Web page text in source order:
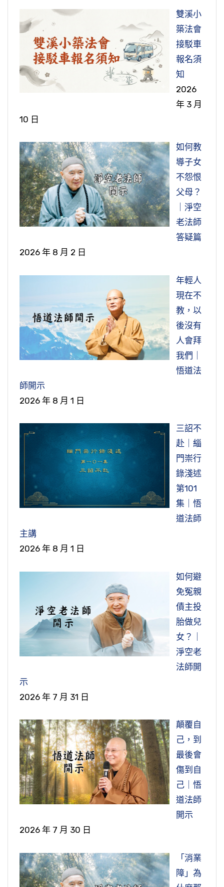
街都是，好熱鬧。
他是我的好朋友，絕對不是說妄語，這個人很誠
實，持戒很嚴，決定不是妄語。最初看到的時候
害怕，到以後看久了，反正天天都看到，也就不
害怕了；跟鬼也能交往，也能夠談話，他來告訴
我這些事情。我說：你神通沒有學成，鬼通學成
不是在修戒定慧，目標是講求神通，這個念頭錯
了，這因地錯了。雖然修持得不錯，但是我看他
的樣子虛胖，身體並不結實，而且臉上一層灰
暗，大概是跟鬼接觸多了。我到台中把他的情況
向李老師報告，李老師搖搖頭，告訴我：「各有
因緣」，那就沒有法子了，各有因緣。
節錄自：02-034-0130 大乘無量壽經（第一三
快樂的日子，要是欲望膨脹，你這一生怎麼能過
到好日子，天天在希求，天天在不足，苦不堪
言。所以今天富而不樂，貴而不安，這個在歷史
上找不到的，富貴一定安樂，現在富貴沒有安
樂。
節錄自：二零一四淨土大經科註（第二五八集）
「至誠忠信」。誠，「誠者真心，真實無偽」。
中國傳統文化，如果用一個字來說就是誠。畫這
一張〈極樂妙果圖〉的江逸子老師，他也是李老
師的學生，我們是同學，曾經向老師請教：老
老師跟他說，你把手伸過來。手伸給他，老師在
他手心裡頭寫了一個「誠」字，他永遠不會忘
記。這個誠字你一生就用它，你決定不會有過
失。用真誠心生活，用真誠心工作，用真誠心學
習，用真誠心待人接物，誠則靈。靈是什麼？靈
是開智慧，真誠到極處，智慧就開了，沒有這個
世尊在我們這個世間做了表演，阿彌陀佛在極樂
球上眾生看的；阿彌陀佛在極樂世界做這個表
演，是給盡虛空、遍法界一切有緣眾生看的。什
麼叫有緣眾生？看了之後真信切願，希求往生極
樂世界，這個人跟阿彌陀佛就有緣了。阿彌陀佛
不僅僅是度娑婆世界眾生，他度十方世界無量無
邊的眾生，無一不是平等得度，我們在這裡體會
到阿彌陀佛智慧、德能、悲心、願力的廣大無
際，這是我們應當要學習的。我們凡夫一生不能
成就，甚至於遇到這個法門，往往也當面錯過，
什麼原因？心量太小了，與彌陀的心願完全不相
應，這樣的人只能夠跟阿彌陀佛結個法緣，這一
生不能成就、不能往生。真正希求往生的人，一
定要懂得拓開心量，真的要去做到「心包太虛，
量周沙界」，我們像阿彌陀佛一樣的真誠、一樣
的清淨、一樣的平等、一樣的慈悲，把這個大法
介紹給一切眾生。
節錄自：大乘無量壽經（第一二一集）
現在我們把災難原因找出來了，它的原因就是十
五個字，現在人所造的，殺盜淫妄酒是惡業；現
在人心裡所想的，貪瞋痴慢疑，這是惡因；現在
人情緒所表現的，是怨恨惱怒煩，總共十五個
字，社會混亂，地球災變異常，這是原因。對自
己的疾病，是煩惱、是憂慮、是畏懼，身心不安
水、火山爆發、地球上溫度上升，現在溫度異
常，熱的超過四十度，冷的比冬天還要寒冷，零
下二、三十度，反常，為什麼反常？人心反常。
《左傳》上有句話說，「人棄常則妖興」，首先
是人反常，然後是山河大地反常。正常的人是什
麼？仁義禮智信，這是正常的人。在佛法講是五
戒，不殺生、不偷盜、不淫欲、不妄語、不飲
酒，這個人是正常的人。古時候在祭祀大典裡面
一定要用酒，這酒盛的是什麼酒？玄酒。玄酒是
水酒，敬神的、敬賓客的，人有德、有禮這像個
人。人要把五戒丟了、把五常丟了，五常是仁義
禮智信丟掉了，這叫棄常，常道拋棄掉了，社會
變成什麼？妖興，妖魔鬼怪全出來了，人反常，
妖魔鬼怪出現。古人說的那個話，看看我們現前
的社會，不就是這樣的嗎？幾千年前就說得那麼
節錄自：淨土大經解演義（第五二０集）
我們看末後這一段，「望西師疏曰」，望西是日
者，猶見光難。三途眾生，豈輒得見」。這個提
問提得好。人間念佛人，這個行者是念佛人，見
到佛光不容易，幾個人見到佛光？舉這個例子，
人間都難，那三途就更難了，畜生道、餓鬼道、
地獄道；最難的是地獄，他的罪業太重，餓鬼道
跟畜生道都還比較容易。下面解答的，望西師解
答的，《心地觀經》有這麼一句話說：「以其男
女追勝福，有大金光照地獄。光中演說深妙音，
開悟父母令發意。」這是真的不是假的。餓鬼、
的兒孫給他超度。超度不能輕視，管用！
節錄自：二零一二淨土大經科註（第三六五集）
「十念必生又何足異」，十念必生是阿彌陀佛說
的，四十八願是阿彌陀佛的報告，釋迦牟尼是為
我們轉述。所以第六品不是釋迦說的，是阿彌陀
佛說的。臨終一念十念必生，跟這個比喻沒有兩
樣。勸我們不能懷疑，懷疑對我們自己的損失太
大太大了，這一生能不能成佛，完全在信心。蕅
益大師在《彌陀要解》跟我們講了六個信，第一
個就是信自己，信自己什麼？信自己本來是佛。
在中國傳統文化裡面，信自己本性本善。這是先
信，什麼都學不到。
節錄自：淨土大經科註（第五一五集）
雙溪小
築法會
接駁車
報名須
知
2026
年 3 月
10 日
如何教
導子女
不怨恨
父母？
｜淨空
老法師
答疑篇
2026 年 8 月 2 日
年輕人
現在不
教，以
後沒有
人會拜
我們｜
悟道法
師開示
2026 年 8 月 1 日
三詔不
赴｜緇
門崇行
錄淺述
第101
集｜悟
道法師
主講
2026 年 8 月 1 日
如何避
免冤親
債主投
胎做兒
女？｜
淨空老
法師開
示
2026 年 7 月 31 日
顛覆自
己，到
最後會
傷到自
己｜悟
道法師
開示
2026 年 7 月 30 日
「消業
障」為